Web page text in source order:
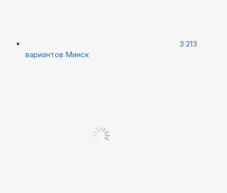
3 213
вариантов Минск